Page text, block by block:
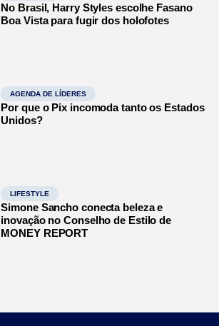
No Brasil, Harry Styles escolhe Fasano
Boa Vista para fugir dos holofotes
AGENDA DE LÍDERES
Por que o Pix incomoda tanto os Estados
Unidos?
LIFESTYLE
Simone Sancho conecta beleza e
inovação no Conselho de Estilo de
MONEY REPORT